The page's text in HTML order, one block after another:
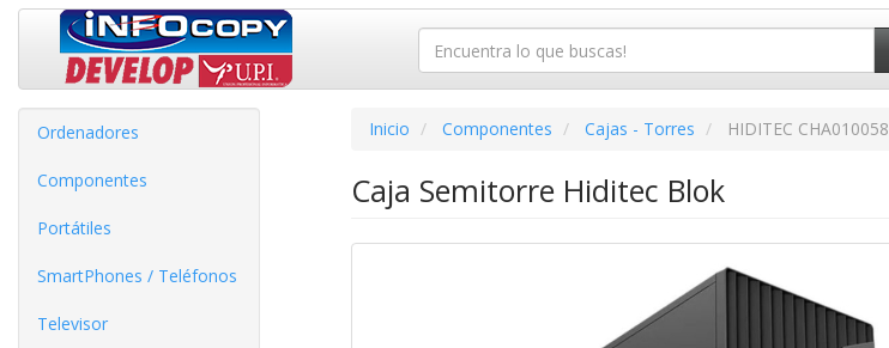
Ordenadores
Componentes
Portátiles
SmartPhones / Teléfonos
Televisor
Inicio Componentes Cajas - Torres HIDITEC CHA010058
Caja Semitorre Hiditec Blok